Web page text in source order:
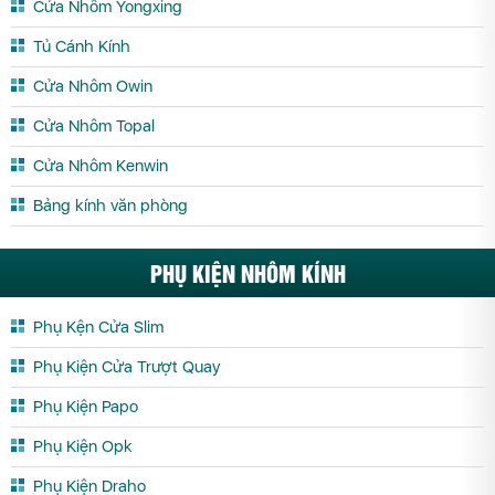
Cửa Nhôm PMA Thừa Thiên Huế
Cửa Nhôm PMA Trà Vinh
Cửa Nhôm PMA Vĩnh Long Cửa Nhôm PMA Vĩnh Phúc
Cửa Nhôm PMA Yên Bái
Cửa Nhôm Yongxing
Tủ Cánh Kính
Cửa Nhôm Owin
Cửa Nhôm Topal
Cửa Nhôm Kenwin
Bảng kính văn phòng
PHỤ KIỆN NHÔM KÍNH
Phụ Kện Cửa Slim
Phụ Kiện Cửa Trượt Quay
Phụ Kiện Papo
Phụ Kiện Opk
Phụ Kiện Draho